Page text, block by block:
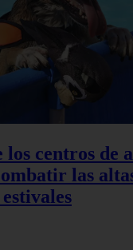
los centros de
las